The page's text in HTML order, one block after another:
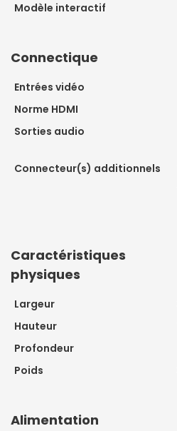
Modèle interactif
Connectique
Entrées vidéo
Norme HDMI
Sorties audio
Connecteur(s) additionnels
Caractéristiques
physiques
Largeur
Hauteur
Profondeur
Poids
Alimentation